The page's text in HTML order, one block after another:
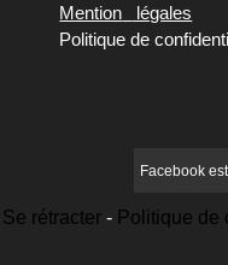
Mention
légales
Politique de
Facebook
Se rétracter Politique de